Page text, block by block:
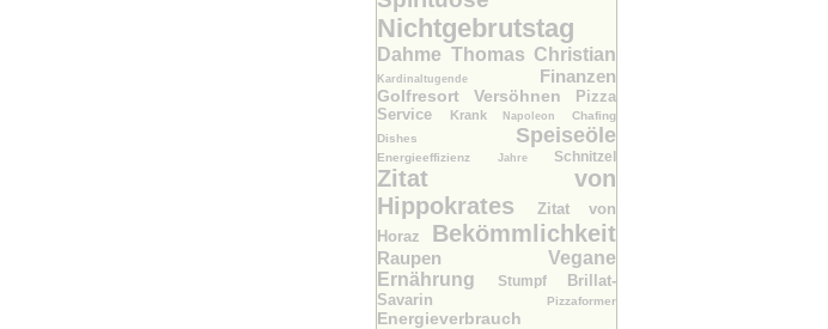
Nichtgebrutstag
Dahme Thomas Christian
Kardinaltugende Finanzen
Golfresort Versöhnen
Pizza
Service
KrankNapoleonChafing
Dishes Speiseöle
Energieeffizienz Jahre Schnitzel
Zitat von
Hippokrates
Zitat von
Horaz Bekömmlichkeit
Raupen Vegane
Ernährung
Stumpf
Brillat-
Savarin
Pizzaformer
Energieverbrauch